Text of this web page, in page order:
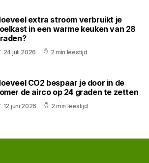
extra stroom verbruikt je
in een warme keuken van 28
24 juli 2026 2 min leestijd
CO2 bespaar je door in de
de airco op 24 graden te zetten
12 juni 2026 2 min leestijd